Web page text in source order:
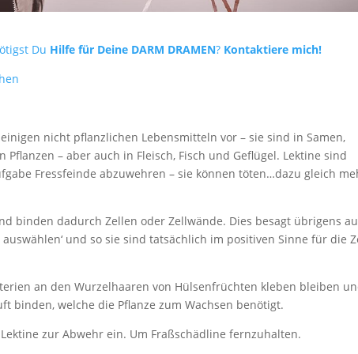
Du Hilfe für Deine DARM DRAMEN? Kontaktiere mich!
nicht pflanzlichen Lebensmitteln vor – sie sind in Samen,
– aber auch in Fleisch, Fisch und Geflügel. Lektine sind
Fressfeinde abzuwehren – sie können töten…dazu gleich
binden dadurch Zellen oder Zellwände. Dies besagt übrigens
und so sie sind tatsächlich im positiven Sinne für die
an den Wurzelhaaren von Hülsenfrüchten kleben bleiben
binden, welche die Pflanze zum Wachsen benötigt.
zur Abwehr ein. Um Fraßschädline fernzuhalten.